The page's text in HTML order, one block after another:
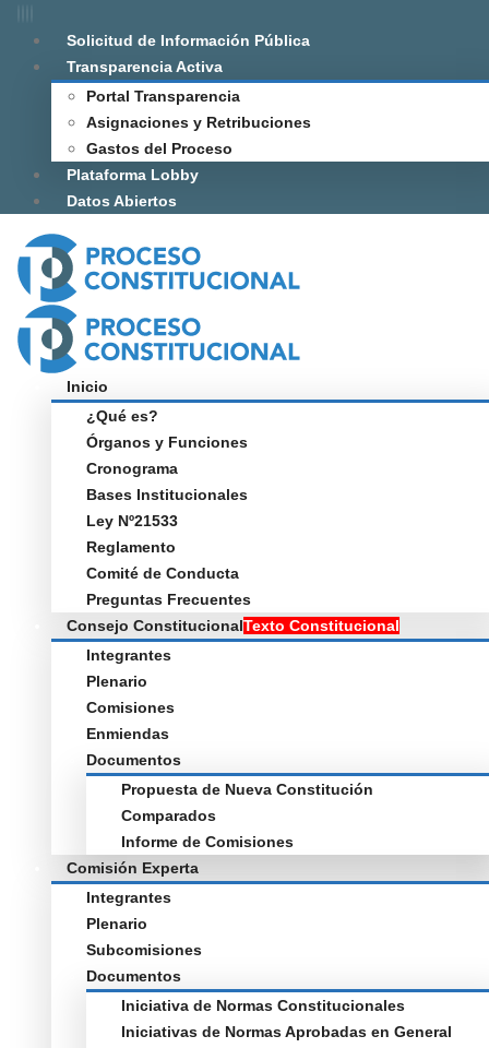
Solicitud de Información Pública
Transparencia Activa
Portal Transparencia
Asignaciones y Retribuciones
Gastos del Proceso
Plataforma Lobby
Datos Abiertos
Inicio
¿Qué es?
Órganos y Funciones
Cronograma
Bases Institucionales
Ley Nº21533
Reglamento
Comité de Conducta
Preguntas Frecuentes
Consejo ConstitucionalTexto Constitucional
Integrantes
Plenario
Comisiones
Enmiendas
Documentos
Propuesta de Nueva Constitución
Comparados
Informe de Comisiones
Comisión Experta
Integrantes
Plenario
Subcomisiones
Documentos
Iniciativa de Normas Constitucionales
Iniciativas de Normas Aprobadas en General